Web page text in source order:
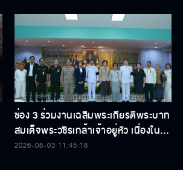
ช่อง 3 ร่วมงานเฉลิมพระเกียรติพระบาท
สมเด็จพระวชิรเกล้าเจ้าอยู่หัว เนื่องใน
โอกาสวันเฉลิมพระชนมพรรษา 74
พรรษา
2026-08-03 11:45:18